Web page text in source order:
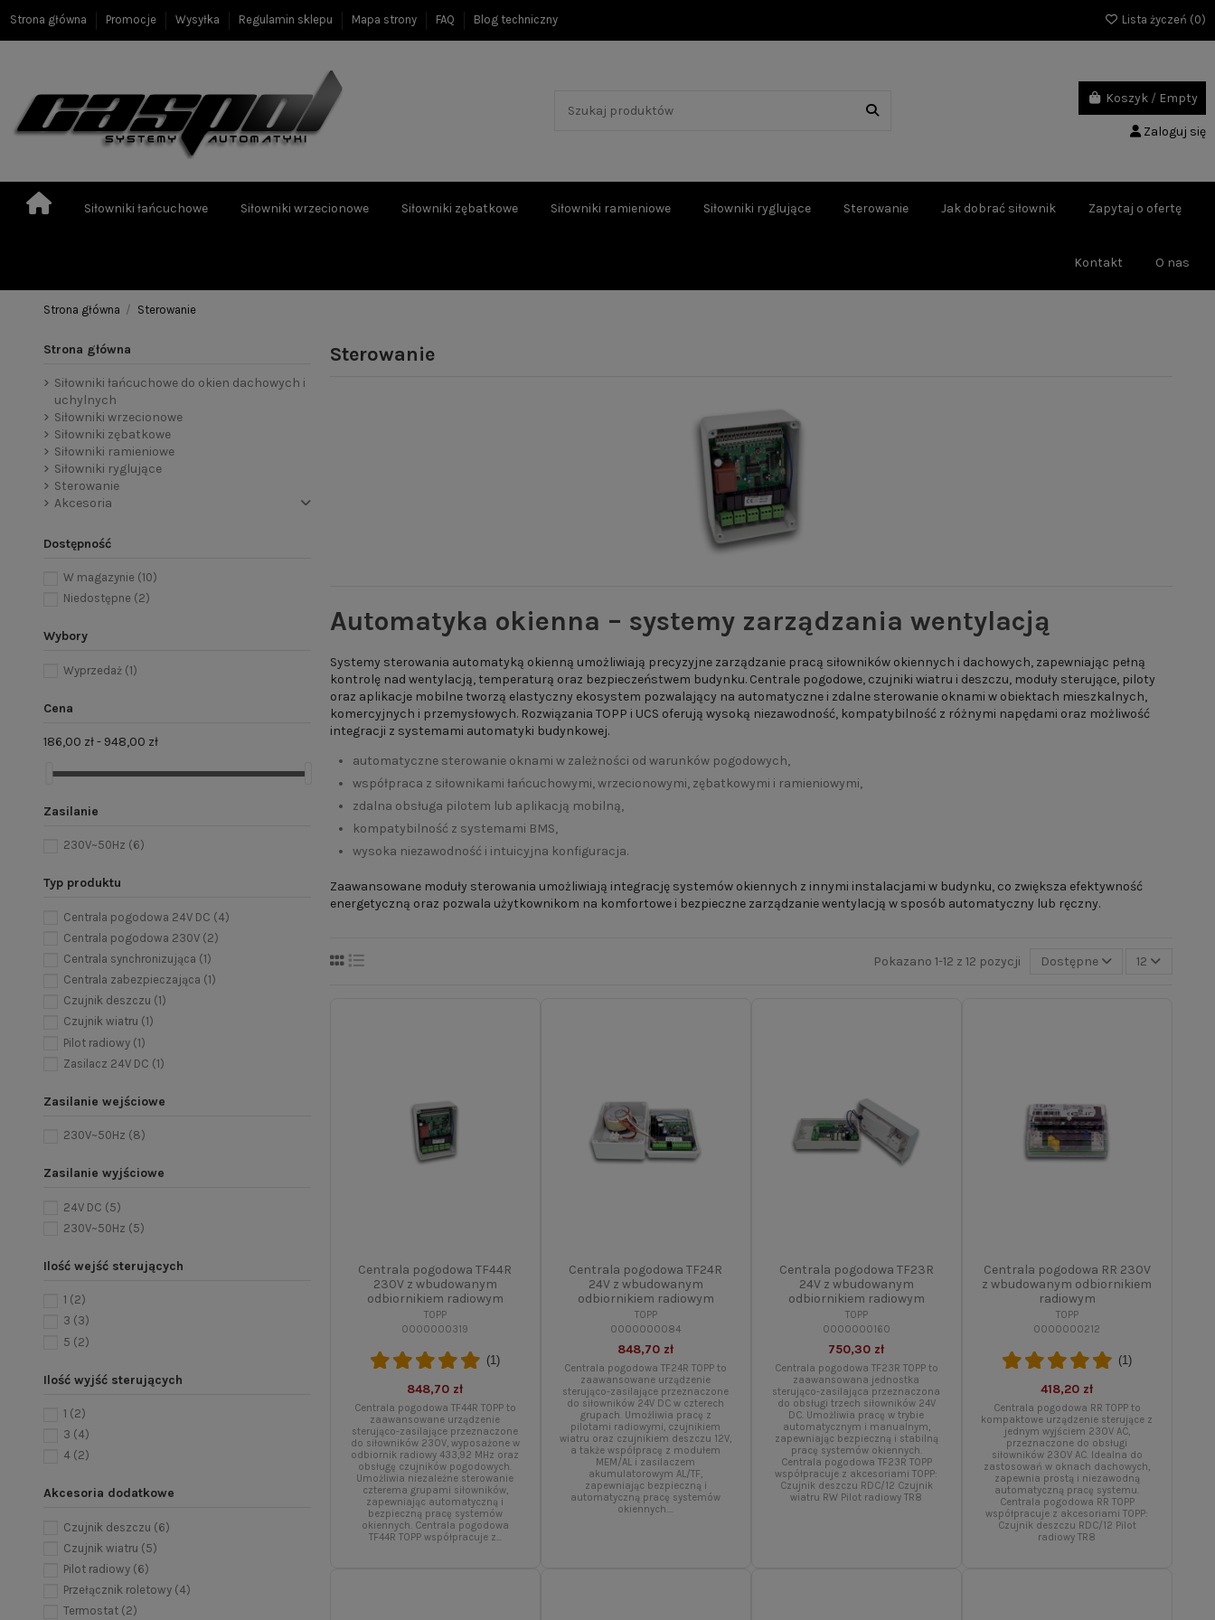
Strona główna Promocje Wysyłka Regulamin sklepu Mapa strony FAQ Blog techniczny Lista życzeń (0)
Koszyk / Empty
Zaloguj się
Siłowniki łańcuchowe Siłowniki wrzecionowe Siłowniki zębatkowe Siłowniki ramieniowe Siłowniki ryglujące Sterowanie Jak dobrać siłownik Zapytaj o ofertę
O nas
Kontakt
Strona główna Sterowanie
Sterowanie
Automatyka okienna – systemy zarządzania wentylacją
Systemy sterowania automatyką okienną umożliwiają precyzyjne zarządzanie pracą siłowników okiennych i dachowych, zapewniając pełną
kontrolę nad wentylacją, temperaturą oraz bezpieczeństwem budynku. Centrale pogodowe, czujniki wiatru i deszczu, moduły sterujące, piloty
oraz aplikacje mobilne tworzą elastyczny ekosystem pozwalający na automatyczne i zdalne sterowanie oknami w obiektach mieszkalnych,
komercyjnych i przemysłowych. Rozwiązania TOPP i UCS oferują wysoką niezawodność, kompatybilność z różnymi napędami oraz możliwość
integracji z systemami automatyki budynkowej.
automatyczne sterowanie oknami w zależności od warunków pogodowych,
współpraca z siłownikami łańcuchowymi, wrzecionowymi, zębatkowymi i ramieniowymi,
zdalna obsługa pilotem lub aplikacją mobilną,
kompatybilność z systemami BMS,
wysoka niezawodność i intuicyjna konfiguracja.
Zaawansowane moduły sterowania umożliwiają integrację systemów okiennych z innymi instalacjami w budynku, co zwiększa efektywność
energetyczną oraz pozwala użytkownikom na komfortowe i bezpieczne zarządzanie wentylacją w sposób automatyczny lub ręczny.
Pokazano 1-12 z 12 pozycji Dostępne 12
Centrala pogodowa TF44R
230V z wbudowanym
odbiornikiem radiowym
TOPP
0000000319
(1)
848,70 zł
Centrala pogodowa TF44R TOPP to
zaawansowane urządzenie
sterująco-zasilające przeznaczone
do siłowników 230V, wyposażone w
odbiornik radiowy 433,92 MHz oraz
obsługę czujników pogodowych.
Umożliwia niezależne sterowanie
czterema grupami siłowników,
zapewniając automatyczną i
bezpieczną pracę systemów
okiennych. Centrala pogodowa
TF44R TOPP współpracuje z...
Centrala pogodowa TF24R
24V z wbudowanym
odbiornikiem radiowym
TOPP
0000000084
848,70 zł
Centrala pogodowa TF24R TOPP to
zaawansowane urządzenie
sterująco-zasilające przeznaczone
do siłowników 24V DC w czterech
grupach. Umożliwia pracę z
pilotami radiowymi, czujnikiem
wiatru oraz czujnikiem deszczu 12V,
a także współpracę z modułem
MEM/AL i zasilaczem
akumulatorowym AL/TF,
zapewniając bezpieczną i
automatyczną pracę systemów
okiennych....
Centrala pogodowa TF23R
24V z wbudowanym
odbiornikiem radiowym
TOPP
0000000160
750,30 zł
Centrala pogodowa TF23R TOPP to
zaawansowana jednostka
sterująco-zasilająca przeznaczona
do obsługi trzech siłowników 24V
DC. Umożliwia pracę w trybie
automatycznym i manualnym,
zapewniając bezpieczną i stabilną
pracę systemów okiennych.
Centrala pogodowa TF23R TOPP
współpracuje z akcesoriami TOPP:
Czujnik deszczu RDC/12 Czujnik
wiatru RW Pilot radiowy TR8
Centrala pogodowa RR 230V
z wbudowanym odbiornikiem
radiowym
TOPP
0000000212
(1)
418,20 zł
Centrala pogodowa RR TOPP to
kompaktowe urządzenie sterujące z
jednym wyjściem 230V AC,
przeznaczone do obsługi
siłowników 230V AC. Idealna do
zastosowań w oknach dachowych,
zapewnia prostą i niezawodną
automatyczną pracę systemu.
Centrala pogodowa RR TOPP
współpracuje z akcesoriami TOPP:
Czujnik deszczu RDC/12 Pilot
radiowy TR8
Strona główna
Siłowniki łańcuchowe do okien dachowych i
uchylnych
Siłowniki wrzecionowe
Siłowniki zębatkowe
Siłowniki ramieniowe
Siłowniki ryglujące
Sterowanie
Akcesoria
Dostępność
W magazynie (10)
Niedostępne (2)
Wybory
Wyprzedaż (1)
Cena
186,00 zł - 948,00 zł
Zasilanie
230V~50Hz (6)
Typ produktu
Centrala pogodowa 24V DC (4)
Centrala pogodowa 230V (2)
Centrala synchronizująca (1)
Centrala zabezpieczająca (1)
Czujnik deszczu (1)
Czujnik wiatru (1)
Pilot radiowy (1)
Zasilacz 24V DC (1)
Zasilanie wejściowe
230V~50Hz (8)
Zasilanie wyjściowe
24V DC (5)
230V~50Hz (5)
Ilość wejść sterujących
1 (2)
3 (3)
5 (2)
Ilość wyjść sterujących
1 (2)
3 (4)
4 (2)
Akcesoria dodatkowe
Czujnik deszczu (6)
Czujnik wiatru (5)
Pilot radiowy (6)
Przełącznik roletowy (4)
Termostat (2)